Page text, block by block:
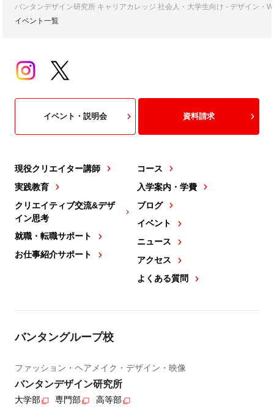
バンタンデザイン研究所 キャリアカレッジ 社会人・大学生向け - デザイン・
イベント一覧
現役クリエイター講師
実践教育
クリエイティブ交流&デザ
イン思考
就職・転職サポート
お仕事紹介サポート
コース
入学案内・学費
ブログ
イベント
ニュース
アクセス
よくある質問
イベント・説明会 資料請求
バンタングループ校
ファッション・ヘアメイク・デザイン・映像
バンタンデザイン研究所
大学部 専門部 高等部